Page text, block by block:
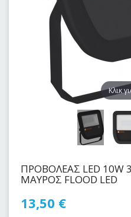
Kλικ
ΠΡΟΒΟΛΕΑΣ LED 10W
ΜΑΥΡΟΣ FLOOD LED
13,50 €